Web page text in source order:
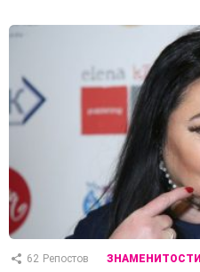
62 Репостов ЗНАМЕНИТОСТИ